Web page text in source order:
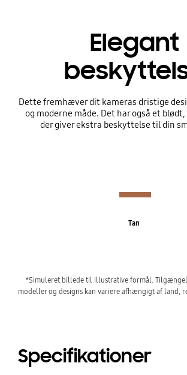
Elegant
Dette fremhæver dit kameras dristige
og moderne måde. Det har også et
der giver ekstra beskyttelse til din
Tan
*Simuleret billede til illustrative formål.
modeller og designs kan variere afhængigt af land,
Specifikationer